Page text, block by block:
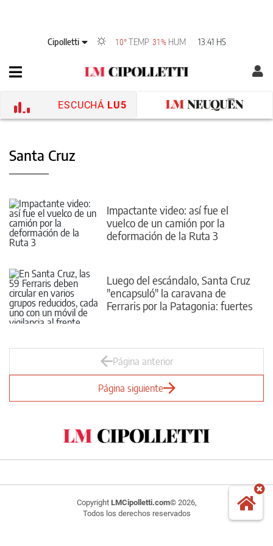
Cipolletti 10° TEMP 31% HUM 13:41 HS
ESCUCHÁ LU5
Santa Cruz
Impactante video: así fue el
vuelco de un camión por la
deformación de la Ruta 3
Luego del escándalo, Santa Cruz
"encapsuló" la caravana de
Ferraris por la Patagonia: fuertes
Página anterior
Página siguiente
Copyright LMCipolletti.com© 2026,
Todos los derechos reservados